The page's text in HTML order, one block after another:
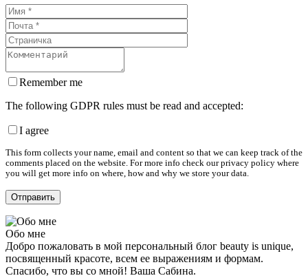
Remember me
The following GDPR rules must be read and accepted:
I agree
This form collects your name, email and content so that we can keep track of the
comments placed on the website. For more info check our privacy policy where
you will get more info on where, how and why we store your data.
Обо мне
Добро пожаловать в мой персональный блог beauty is unique,
посвященный красоте, всем ее выражениям и формам.
Спасибо, что вы со мной! Ваша Сабина.